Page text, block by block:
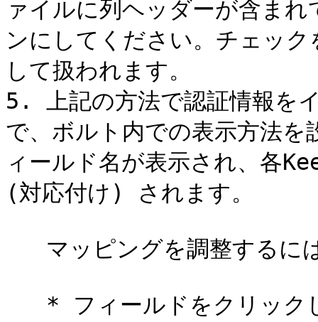
ァイルに列ヘッダーが含ま
ンにしてください。チェッ
して扱われます。
5. 上記の方法で認証情報を
で、ボルト内での表示方法を
ィールド名が表示され、各
(対応付け) されます。